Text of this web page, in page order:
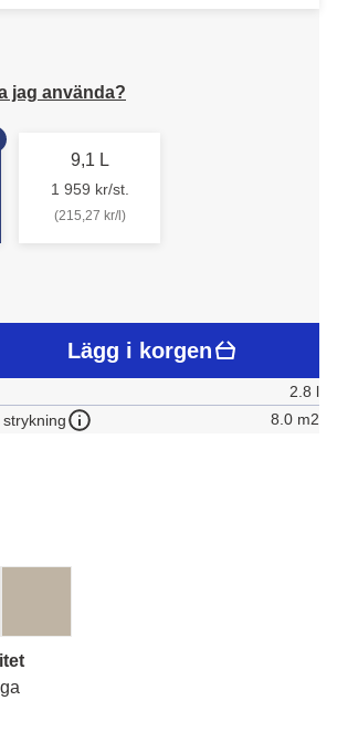
jag använda?
9,1 L
1 959 kr/st.
(215,27 kr/l)
Lägg i korgen
2.8 l
8.0 m2